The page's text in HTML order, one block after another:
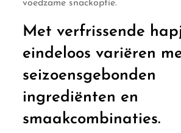
voedzame snackoptie.
Met verfrissende
eindeloos variëren
seizoensgebonden
ingrediënten en
smaakcombinaties.